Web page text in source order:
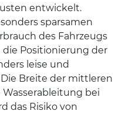
entwickelt.
sparsamen
des Fahrzeugs
Positionierung der
leise und
Breite der mittleren
bei
das Risiko von